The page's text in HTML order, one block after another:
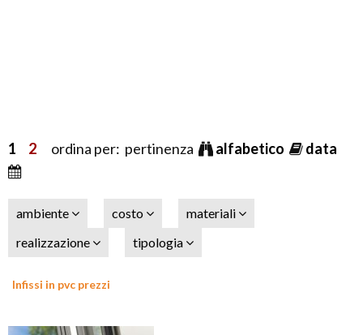
1 2 ordina per: pertinenza alfabetico data
ambiente costo
materiali
realizzazione
tipologia
Infissi in pvc prezzi